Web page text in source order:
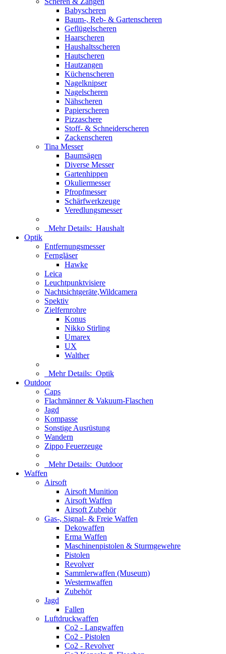
Babyscheren
Baum-, Reb- & Gartenscheren
Geflügelscheren
Haarscheren
Haushaltsscheren
Hautscheren
Hautzangen
Küchenscheren
Nagelknipser
Nagelscheren
Nähscheren
Papierscheren
Pizzaschere
Stoff- & Schneiderscheren
Zackenscheren
Tina Messer
Baumsägen
Diverse Messer
Gartenhippen
Okuliermesser
Pfropfmesser
Schärfwerkzeuge
Veredlungsmesser
Mehr Details: Haushalt
Optik
Entfernungsmesser
Ferngläser
Hawke
Leica
Leuchtpunktvisiere
Nachtsichtgeräte,Wildcamera
Spektiv
Zielfernrohre
Konus
Nikko Stirling
Umarex
UX
Walther
Mehr Details: Optik
Outdoor
Caps
Flachmänner & Vakuum-Flaschen
Jagd
Kompasse
Sonstige Ausrüstung
Wandern
Zippo Feuerzeuge
Mehr Details: Outdoor
Waffen
Airsoft
Airsoft Munition
Airsoft Waffen
Airsoft Zubehör
Gas-, Signal- & Freie Waffen
Dekowaffen
Erma Waffen
Maschinenpistolen & Sturmgewehre
Pistolen
Revolver
Sammlerwaffen (Museum)
Westernwaffen
Zubehör
Jagd
Fallen
Luftdruckwaffen
Co2 - Langwaffen
Co2 - Pistolen
Co2 - Revolver